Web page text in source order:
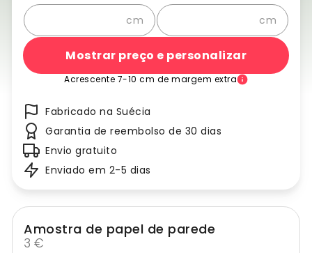
cm cm
Mostrar preço e personalizar
Acrescente 7-10 cm de margem extra
Fabricado na Suécia
Garantia de reembolso de 30 dias
Envio gratuito
Enviado em 2-5 dias
Amostra de papel de parede
3 €